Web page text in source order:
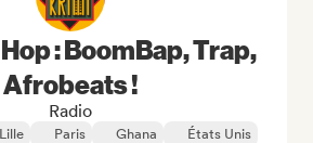
: BoomBap, Trap,
Afrobeats !
Radio
Lille Paris Ghana États Unis